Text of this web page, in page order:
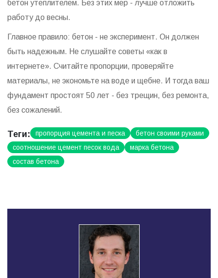
бетон утеплителем. Без этих мер - лучше отложить
работу до весны.
Главное правило: бетон - не эксперимент. Он должен
быть надежным. Не слушайте советы «как в
интернете». Считайте пропорции, проверяйте
материалы, не экономьте на воде и щебне. И тогда ваш
фундамент простоят 50 лет - без трещин, без ремонта,
без сожалений.
Теги: пропорция цемента и песка
бетон своими руками
соотношение цемент песок вода
марка бетона
состав бетона